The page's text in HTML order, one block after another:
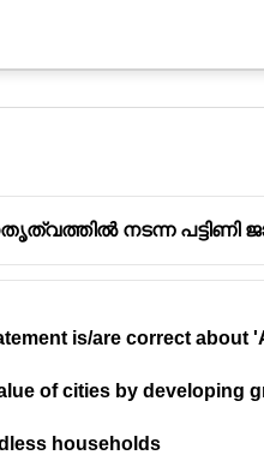
ആദ്യ യുദ്ധം" (The
വമ്പൻ
നടന്ന പട്ടിണി
is/are correct about
of cities by developing
households